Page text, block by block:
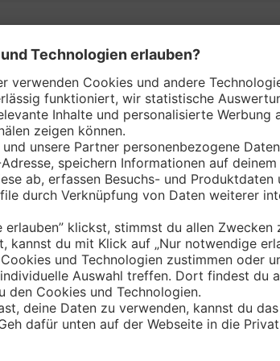
nach
Bayern
Brandenburg
Hamburg
Mecklenburg-Vorpommern
Nordrhein-Westfalen
Saarland
Sachsen-Anhalt